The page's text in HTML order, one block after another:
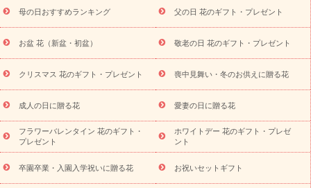
供え・お悔やみ商品一覧
お供え・お悔やみの花
四十九日法要以
降に贈る花
通夜・葬儀に贈る花
お供え お花とセットギフト
お供え プリザーブドフラワー
ペットのお供えフラワー
お盆（新
盆・初盆）
その他 お祝い返し お見舞い
お取り寄せギフト
ビジネス用
ご自宅用 観葉植物 ミディ胡蝶蘭
プリザーブ
ドフラワー
スタイルから探す アレンジメント 花束
スタ
ンド花
お祝い お供え・お悔やみ 胡蝶蘭 胡蝶蘭・花鉢
ディ胡蝶蘭・お祝い
ミディ胡蝶蘭・お供え
世界初の青色胡蝶蘭
観葉植物
観葉植物 産直多肉植物
プリザーブドフラワー
お祝い
お供え・お悔やみ 花とセットギフト
セミオーダー
プチギフト（hanamore -ハナモア-）
花とみどりのeギフト
キューピットのeGfit
カラー ピンク イエローオレンジ
レッ
母の日おすすめランキング 父の日 花のギフト・プレゼント
お盆 花（新盆・初盆） 敬老の日 花のギフト・プレゼント
クリスマス 花のギフト・プレゼント 喪中見舞い・冬のお供えに贈る花
成人の日に贈る花 愛妻の日に贈る花
フラワーバレンタイン 花のギフト・
プレゼント
ホワイトデー 花のギフト・プレゼ
ント
卒園卒業・入園入学祝いに贈る花 お祝いセットギフト